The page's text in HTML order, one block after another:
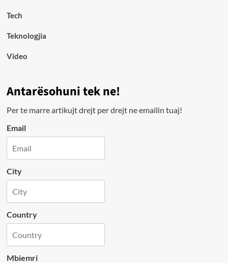
Tech
Teknologjia
Video
Antarësohuni tek ne!
Per te marre artikujt drejt per drejt ne emailin tuaj!
Email
City
Country
Mbiemri